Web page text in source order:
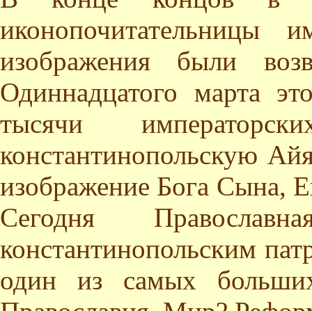
иконопочитательницы
изображения были
Одиннадцатого марта
тысячи
константинопольскую
изображение Бога Сына,
Сегодня
константинопольским
один из самых